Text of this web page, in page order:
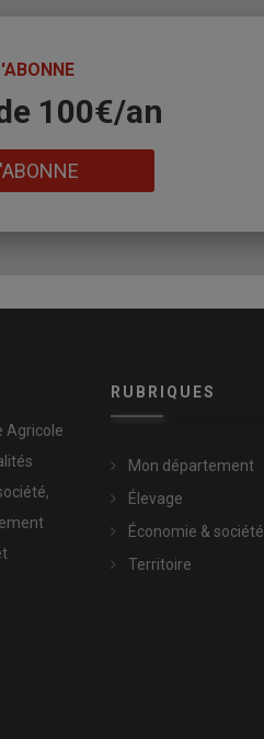
100€/an
Agricole
RUBRIQUES
Mon département
Élevage
Économie & société
Territoire